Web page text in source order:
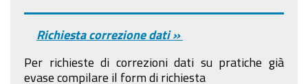
Richiesta correzione dati »
Per richieste di correzioni dati su pratiche già
evase compilare il form di richiesta